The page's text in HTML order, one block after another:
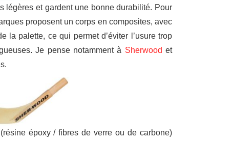
légères et gardent une bonne durabilité. Pour
proposent un corps en composites, avec
la palette, ce qui permet d’éviter l’usure trop
Je pense notamment à Sherwood et
époxy / fibres de verre ou de carbone)